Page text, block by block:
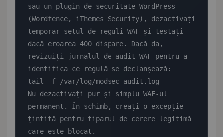
sau un plugin de securitate WordPress
(Wordfence, iThemes Security), dezactivați
temporar setul de reguli WAF și testați
dacă eroarea 400 dispare. Dacă da,
revizuiți jurnalul de audit WAF pentru a
identifica ce regulă se declanșează:
tail -f /var/log/modsec_audit.log
Nu dezactivați pur și simplu WAF-ul
permanent. În schimb, creați o excepție
țintită pentru tiparul de cerere legitimă
care este blocat.